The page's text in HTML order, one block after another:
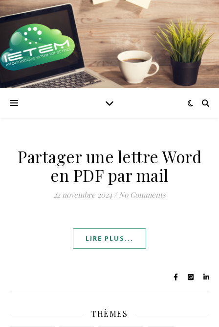
Partager une lettre Word
en PDF par mail
22 novembre 2024 / No Comments
LIRE PLUS...
THÈMES